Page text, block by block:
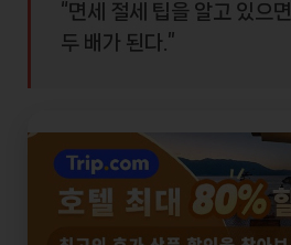
“면세 절세 팁을 알고 있으면
두 배가 된다.”